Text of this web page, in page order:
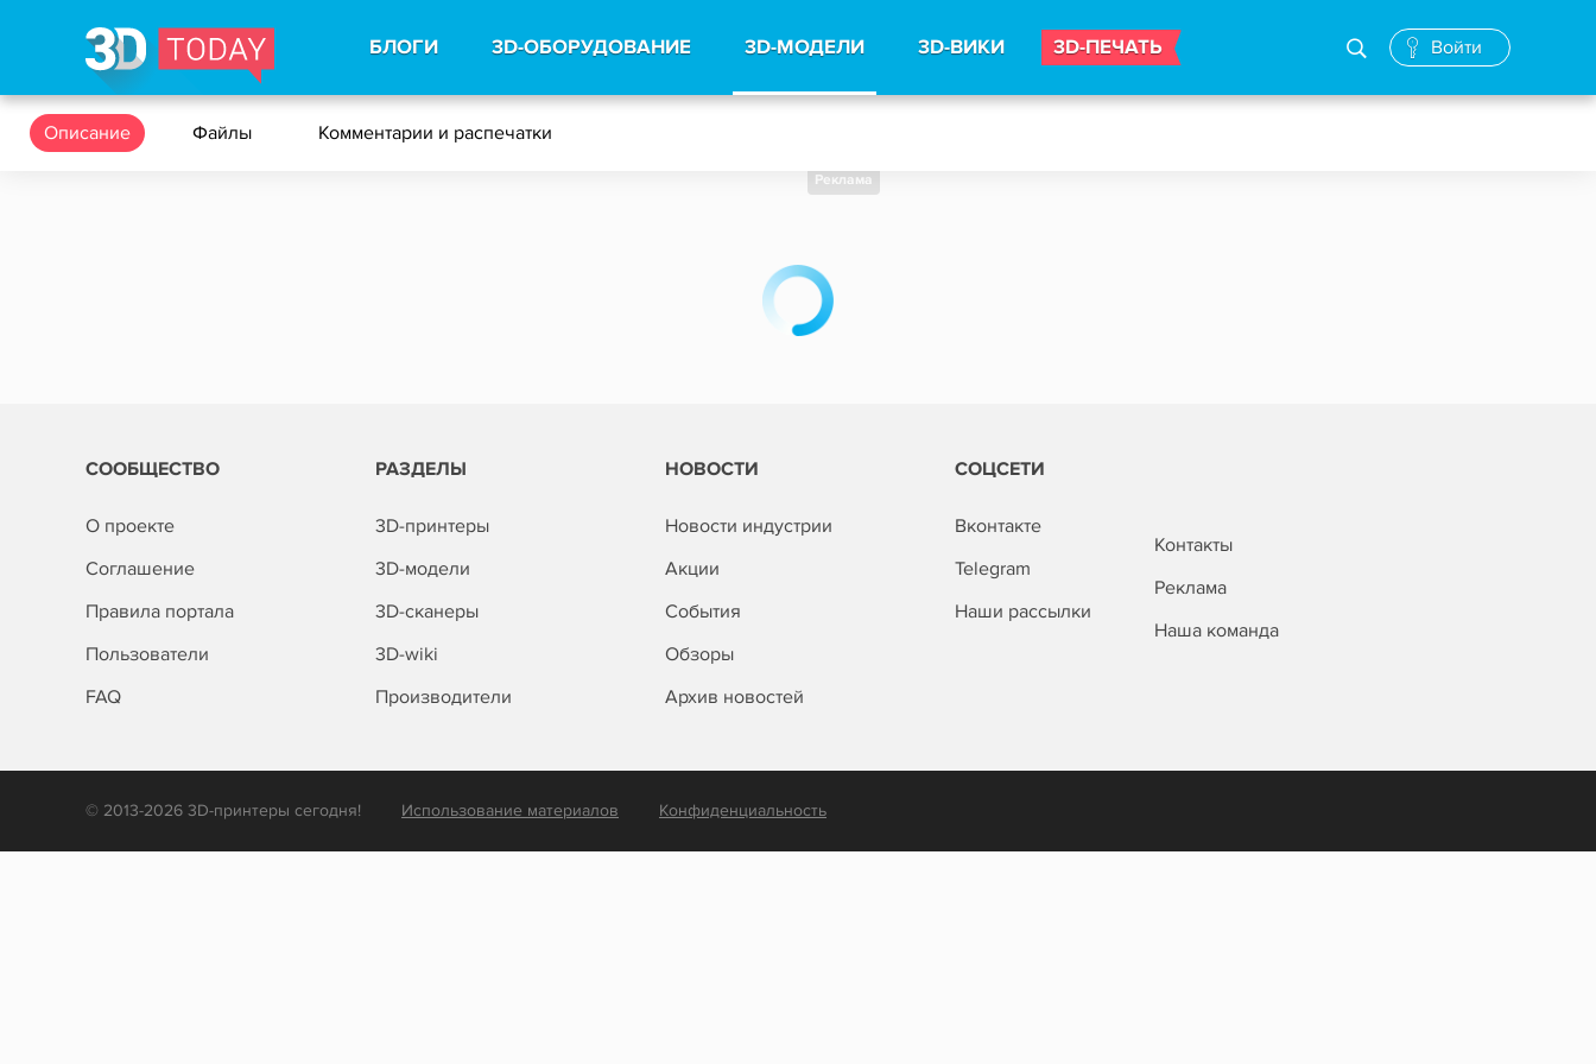
БЛОГИ 3D-ОБОРУДОВАНИЕ 3D-МОДЕЛИ 3D-ВИКИ 3D-ПЕЧАТЬ Войти
Описание Файлы Комментарии и распечатки
Реклама
СООБЩЕСТВО
О проекте
Соглашение
Правила портала
Пользователи
FAQ
РАЗДЕЛЫ
3D-принтеры
3D-модели
3D-сканеры
3D-wiki
Производители
НОВОСТИ
Новости индустрии
Акции
События
Обзоры
Архив новостей
СОЦСЕТИ
Вконтакте
Telegram
Наши рассылки
Контакты
Реклама
Наша команда
© 2013-2026 3D-принтеры сегодня! Использование материалов Конфиденциальность